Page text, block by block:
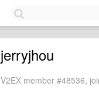
jerryjhou
V2EX member #48536,